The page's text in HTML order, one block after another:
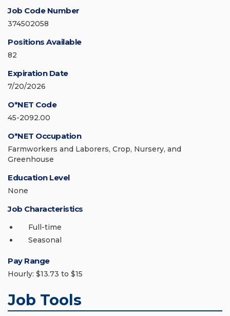
Job Code Number
374502058
Positions Available
82
Expiration Date
7/20/2026
O*NET Code
45-2092.00
O*NET Occupation
Farmworkers and Laborers, Crop, Nursery, and
Greenhouse
Education Level
None
Job Characteristics
Full-time
Seasonal
Pay Range
Hourly: $13.73 to $15
Job Tools